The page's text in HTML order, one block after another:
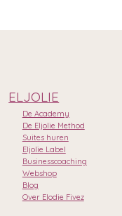
De Academy
De Eljolie Method
Suites huren
Eljolie Label
Businesscoaching
Webshop
Blog
Over Elodie Fivez
ELJOLIE